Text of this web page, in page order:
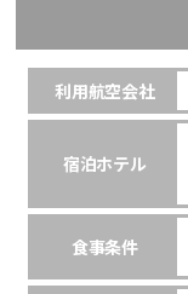
利用航空会社
宿泊ホテル
食事条件